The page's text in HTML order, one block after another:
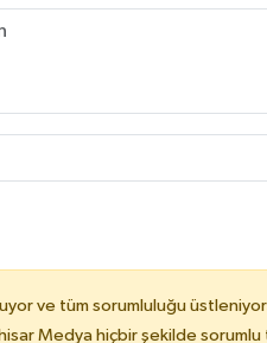
ve tüm sorumluluğu
Medya hiçbir şekilde sorumlu